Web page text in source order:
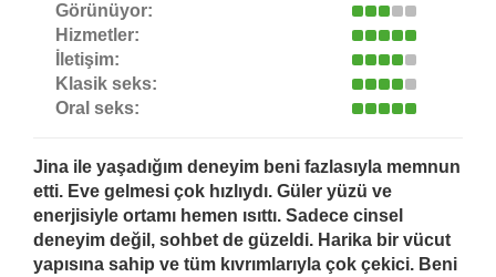
Görünüyor:
Hizmetler:
İletişim:
Klasik seks:
Oral seks:
Jina ile yaşadığım deneyim beni fazlasıyla memnun
etti. Eve gelmesi çok hızlıydı. Güler yüzü ve
enerjisiyle ortamı hemen ısıttı. Sadece cinsel
deneyim değil, sohbet de güzeldi. Harika bir vücut
yapısına sahip ve tüm kıvrımlarıyla çok çekici. Beni